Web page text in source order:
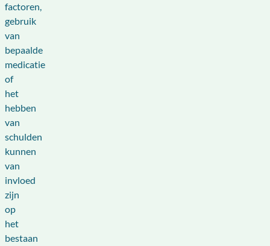
factoren,
gebruik
van
bepaalde
medicatie
of
het
hebben
van
schulden
kunnen
van
invloed
zijn
op
het
bestaan